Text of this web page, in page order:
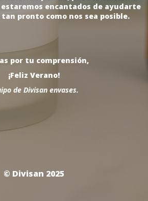
encantados de ayudarte
pronto como nos sea posible.
por tu comprensión,
¡Feliz Verano!
de Divisan envases.
© Divisan 2025